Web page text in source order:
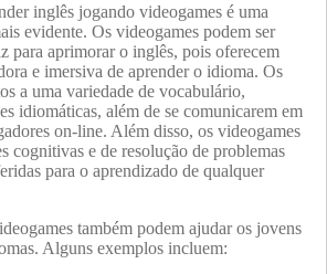
inglês jogando videogames é uma
evidente. Os videogames podem ser
para aprimorar o inglês, pois oferecem
e imersiva de aprender o idioma. Os
a uma variedade de vocabulário,
idiomáticas, além de se comunicarem em
on-line. Além disso, os videogames
cognitivas e de resolução de problemas
para o aprendizado de qualquer
também podem ajudar os jovens
Alguns exemplos incluem: